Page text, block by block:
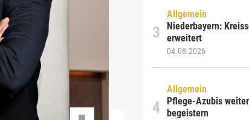
Allgemein
Niederbayern:
erweitert
04.08.2026
Allgemein
Pflege-Azubis
begeistern